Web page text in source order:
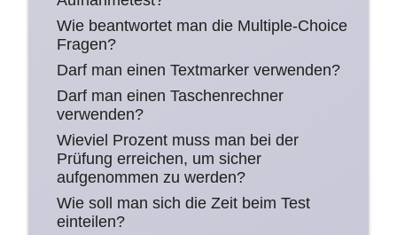
Wie beantwortet man die Multiple-Choice
Fragen?
Darf man einen Textmarker verwenden?
Darf man einen Taschenrechner
verwenden?
Wieviel Prozent muss man bei der
Prüfung erreichen, um sicher
aufgenommen zu werden?
Wie soll man sich die Zeit beim Test
einteilen?